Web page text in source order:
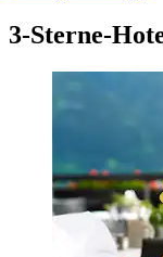
3-Sterne-